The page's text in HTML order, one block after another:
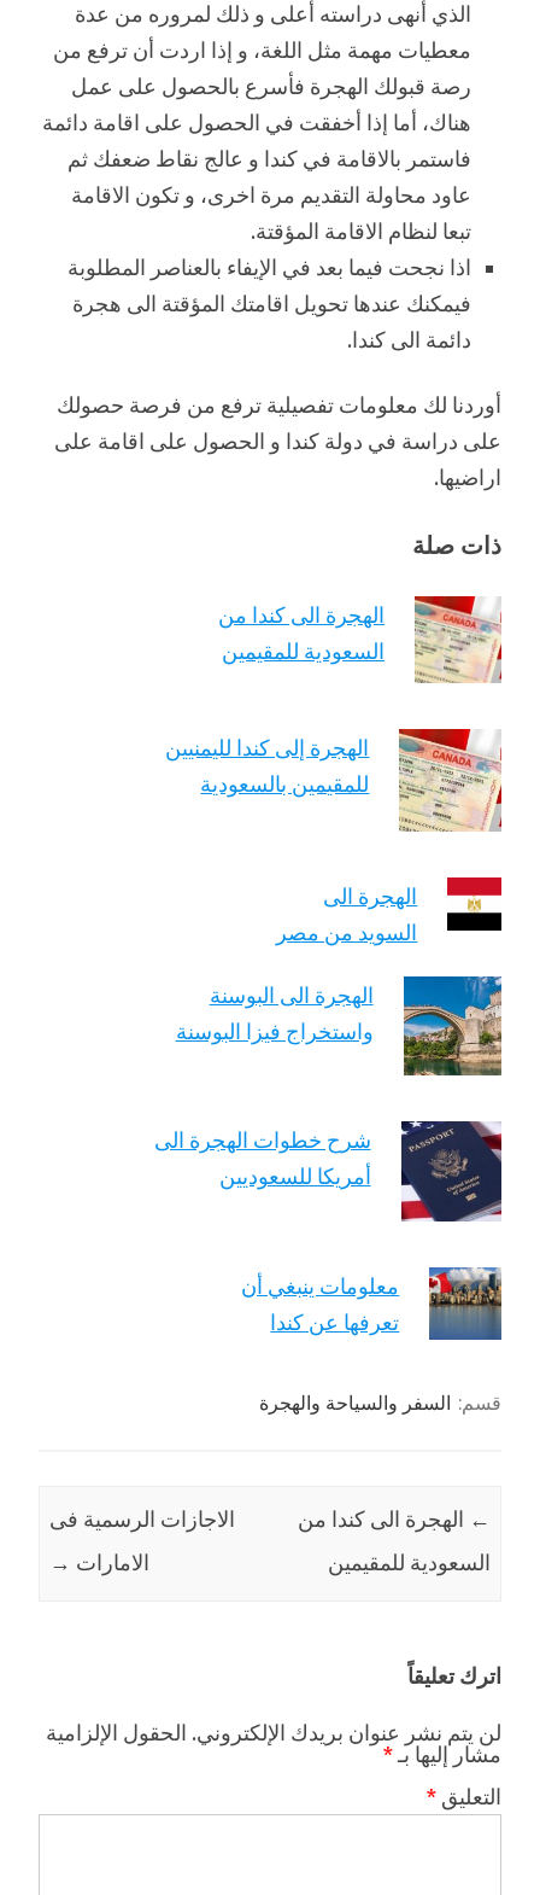
الذي أنهى دراسته أعلى و ذلك لمروره من عدة
معطيات مهمة مثل اللغة، و إذا اردت أن ترفع من
رصة قبولك الهجرة فأسرع بالحصول على عمل
هناك، أما إذا أخفقت في الحصول على اقامة دائمة
فاستمر بالاقامة في كندا و عالج نقاط ضعفك ثم
عاود محاولة التقديم مرة اخرى، و تكون الاقامة
تبعا لنظام الاقامة المؤقتة.
اذا نجحت فيما بعد في الإيفاء بالعناصر المطلوبة
فيمكنك عندها تحويل اقامتك المؤقتة الى هجرة
دائمة الى كندا.
أوردنا لك معلومات تفصيلية ترفع من فرصة حصولك
على دراسة في دولة كندا و الحصول على اقامة على
اراضيها.
ذات صلة
الهجرة الى كندا من
السعودية للمقيمين
الهجرة إلى كندا لليمنيين
للمقيمين بالسعودية
الهجرة الى
السويد من مصر
الهجرة الى البوسنة
واستخراج فيزا البوسنة
شرح خطوات الهجرة الى
أمريكا للسعوديين
معلومات ينبغي أن
تعرفها عن كندا
قسم: السفر والسياحة والهجرة
← الهجرة الى كندا من
السعودية للمقيمين
الاجازات الرسمية فى
الامارات →
اترك تعليقاً
لن يتم نشر عنوان بريدك الإلكتروني. الحقول الإلزامية
مشار إليها بـ *
التعليق *